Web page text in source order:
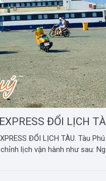
ĐỔI LỊCH
ĐỔI LỊCH TÀU. Tàu
lịch vận hành như sau: